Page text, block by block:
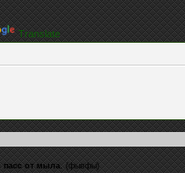
Translate
пасс от мыла. (фывфы)